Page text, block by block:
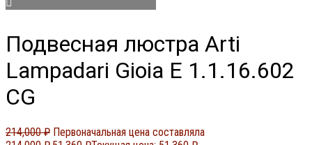
Подвесная люстра Arti
Lampadari Gioia E 1.1.16.602
CG
214,000₽ Первоначальная цена составляла